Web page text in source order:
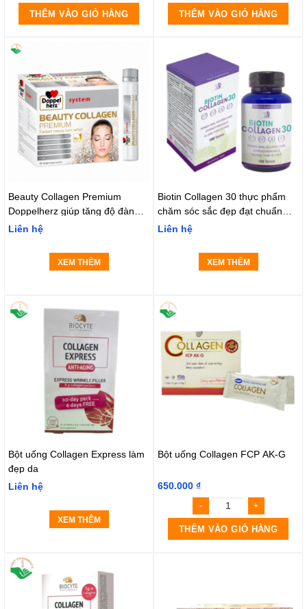
THÊM VÀO GIỎ HÀNG THÊM VÀO GIỎ HÀNG
Beauty Collagen Premium
Doppelherz giúp tăng độ đàn
hồi và săn chắc của da (30 ống
Liên hệ
XEM THÊM
Biotin Collagen 30 thực phẩm
chăm sóc sắc đẹp đạt chuẩn
GMP
Liên hệ
XEM THÊM
Bột uống Collagen Express làm
đẹp da
Liên hệ
XEM THÊM
Bột uống Collagen FCP AK-G
650.000 ₫
THÊM VÀO GIỎ HÀNG